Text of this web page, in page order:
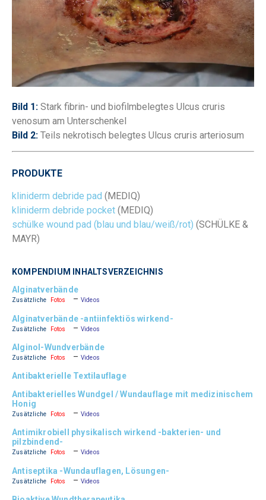
Bild 1: Stark fibrin- und biofilmbelegtes Ulcus cruris
venosum am Unterschenkel
Bild 2: Teils nekrotisch belegtes Ulcus cruris arteriosum
PRODUKTE
kliniderm debride pad (MEDIQ)
kliniderm debride pocket (MEDIQ)
schülke wound pad (blau und blau/weiß/rot) (SCHÜLKE &
MAYR)
KOMPENDIUM INHALTSVERZEICHNIS
Alginatverbände
Zusätzliche Fotos – Videos
Alginatverbände -antiinfektiös wirkend-
Zusätzliche Fotos – Videos
Alginol-Wundverbände
Zusätzliche Fotos – Videos
Antibakterielle Textilauflage
Antibakterielles Wundgel / Wundauflage mit medizinischem
Honig
Zusätzliche Fotos – Videos
Antimikrobiell physikalisch wirkend -bakterien- und
pilzbindend-
Zusätzliche Fotos – Videos
Antiseptika -Wundauflagen, Lösungen-
Zusätzliche Fotos – Videos